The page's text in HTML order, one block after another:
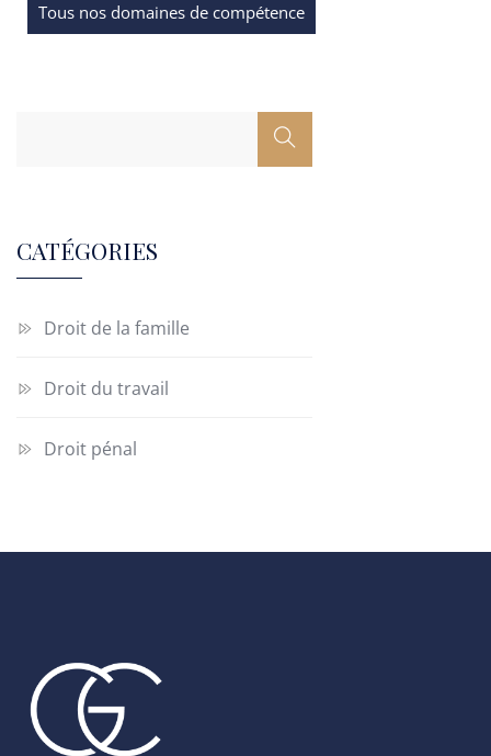
Tous nos domaines de compétence
CATÉGORIES
Droit de la famille
Droit du travail
Droit pénal